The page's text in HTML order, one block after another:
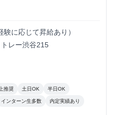
に応じて昇給あり）
レー渋谷215
推奨 土日OK 半日OK
インターン生多数 内定実績あり